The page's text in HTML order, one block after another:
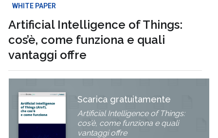
WHITE PAPER
Artificial Intelligence of Things:
cos’è, come funziona e quali
vantaggi offre
Scarica gratuitamente
Artificial Intelligence of Things:
cos’è, come funziona e quali
vantaggi offre